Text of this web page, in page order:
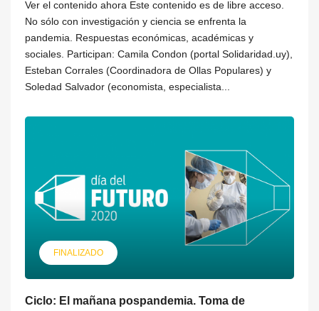
Ver el contenido ahora Este contenido es de libre acceso.
No sólo con investigación y ciencia se enfrenta la
pandemia. Respuestas económicas, académicas y
sociales. Participan: Camila Condon (portal Solidaridad.uy),
Esteban Corrales (Coordinadora de Ollas Populares) y
Soledad Salvador (economista, especialista...
FINALIZADO
Ciclo: El mañana pospandemia. Toma de